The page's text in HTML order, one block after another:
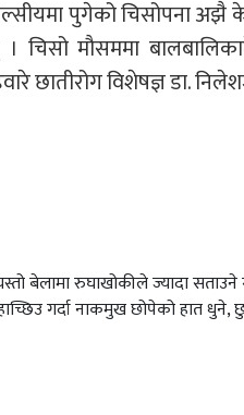
पुगेको चिसोपना
चिसो मौसममा
छातीरोग विशेषज्ञ डा.
बेलामा रुघाखोकीले ज्यादा
गर्दा नाकमुख छोपेको हात धुने,